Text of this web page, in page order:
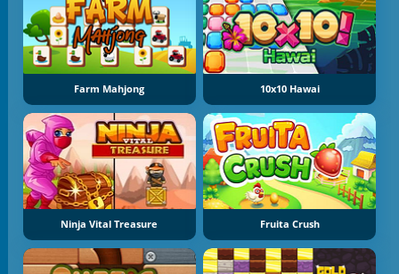
Farm Mahjong 10x10 Hawai
Ninja Vital Treasure Fruita Crush